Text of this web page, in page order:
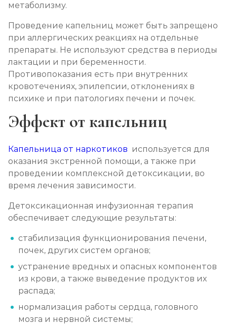
метаболизму.
Проведение капельниц может быть запрещено
при аллергических реакциях на отдельные
препараты. Не используют средства в периоды
лактации и при беременности.
Противопоказания есть при внутренних
кровотечениях, эпилепсии, отклонениях в
психике и при патологиях печени и почек.
Эффект от капельниц
Капельница от наркотиков используется для
оказания экстренной помощи, а также при
проведении комплексной детоксикации, во
время лечения зависимости.
Детоксикационная инфузионная терапия
обеспечивает следующие результаты:
стабилизация функционирования печени,
почек, других систем органов;
устранение вредных и опасных компонентов
из крови, а также выведение продуктов их
распада;
нормализация работы сердца, головного
мозга и нервной системы;